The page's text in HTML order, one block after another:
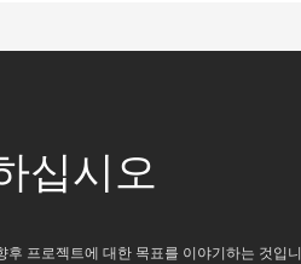
십시오
후 프로젝트에 대한 목표를 이야기하는 것입